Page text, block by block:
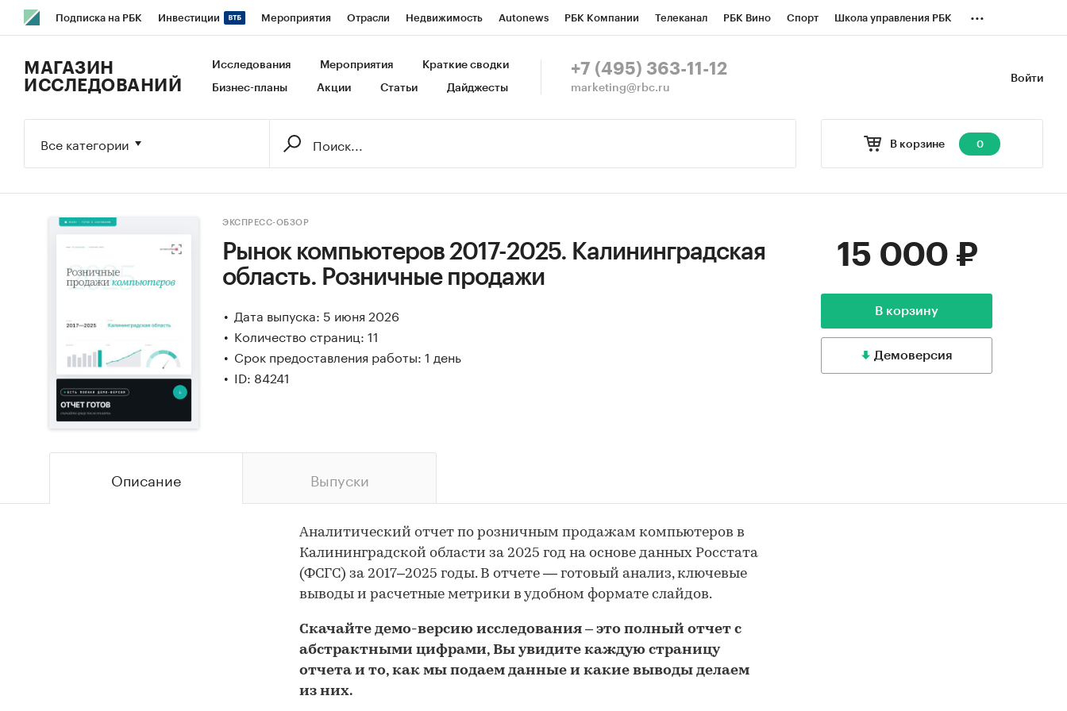
Подписка на РБК Инвестиции Мероприятия Отрасли Недвижимость Autonews РБК Компании Телеканал РБК Вино Спорт Школа управления РБК
Исследования Кредитные рейтинги Франшизы Газета Спецпроекты СПб Конференции СПб Спецпроекты
...
Войти
МАГАЗИН
ИССЛЕДОВАНИЙ
Исследования Мероприятия Краткие сводки
Бизнес-планы Акции Статьи Дайджесты
+7 (495) 363-11-12
marketing@rbc.ru
В корзине 0
Все категории
ЭКСПРЕСС-ОБЗОР
Рынок компьютеров 2017-2025. Калининградская
область. Розничные продажи
Дата выпуска: 5 июня 2026
Количество страниц: 11
Срок предоставления работы: 1 день
ID: 84241
15 000 ₽
В корзину
Демоверсия
Описание Выпуски
Аналитический отчет по розничным продажам компьютеров в
Калининградской области за 2025 год на основе данных Росстата
(ФСГС) за 2017–2025 годы. В отчете — готовый анализ, ключевые
выводы и расчетные метрики в удобном формате слайдов.
Скачайте демо-версию исследования – это полный отчет с
абстрактными цифрами, Вы увидите каждую страницу
отчета и то, как мы подаем данные и какие выводы делаем
из них.